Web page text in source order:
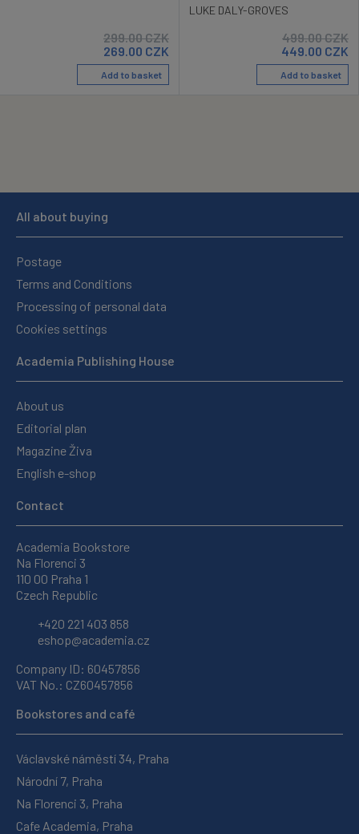
299.00CZK
269.00 CZK
Add to basket
LUKE DALY-GROVES
499.00CZK
449.00 CZK
Add to basket
All about buying
Postage
Terms and Conditions
Processing of personal data
Cookies settings
Academia Publishing House
About us
Editorial plan
Magazine Živa
English e-shop
Contact
Academia Bookstore
Na Florenci 3
110 00 Praha 1
Czech Republic
+420 221 403 858
eshop@academia.cz
Company ID: 60457856
VAT No.: CZ60457856
Bookstores and café
Václavské náměstí 34, Praha
Národní 7, Praha
Na Florenci 3, Praha
Cafe Academia, Praha